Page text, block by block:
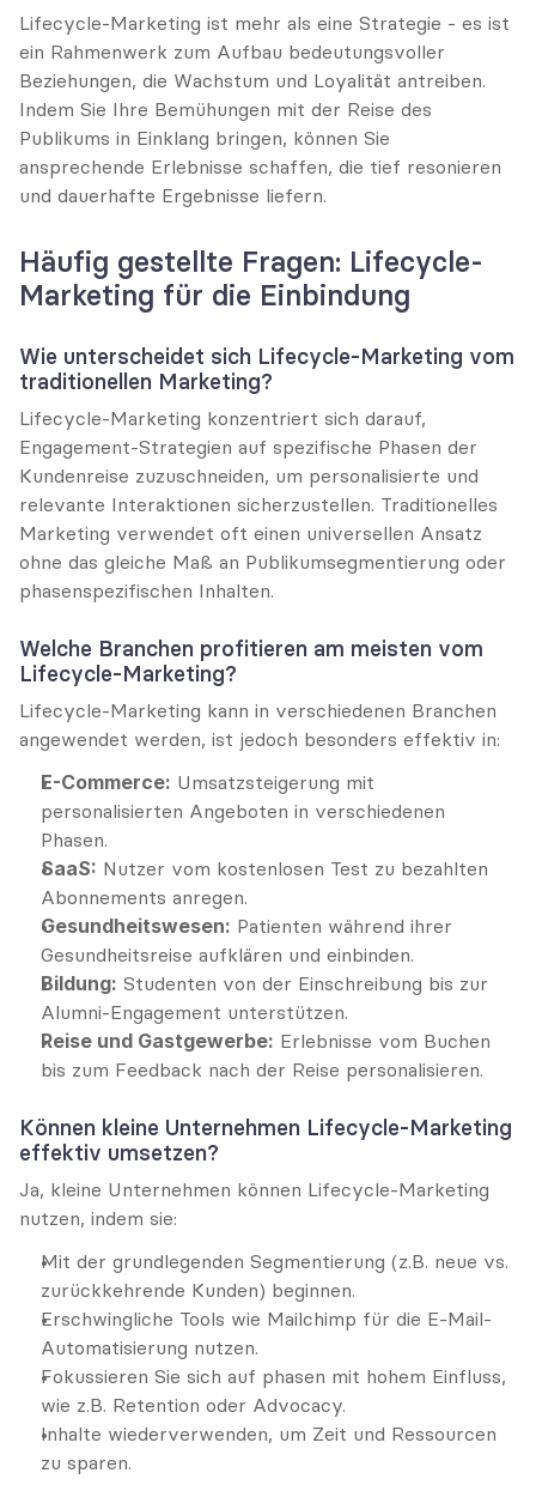
Lifecycle-Marketing ist mehr als eine Strategie - es ist
ein Rahmenwerk zum Aufbau bedeutungsvoller
Beziehungen, die Wachstum und Loyalität antreiben.
Indem Sie Ihre Bemühungen mit der Reise des
Publikums in Einklang bringen, können Sie
ansprechende Erlebnisse schaffen, die tief resonieren
und dauerhafte Ergebnisse liefern.
Häufig gestellte Fragen: Lifecycle-
Marketing für die Einbindung
Wie unterscheidet sich Lifecycle-Marketing vom
traditionellen Marketing?
Lifecycle-Marketing konzentriert sich darauf,
Engagement-Strategien auf spezifische Phasen der
Kundenreise zuzuschneiden, um personalisierte und
relevante Interaktionen sicherzustellen. Traditionelles
Marketing verwendet oft einen universellen Ansatz
ohne das gleiche Maß an Publikumsegmentierung oder
phasenspezifischen Inhalten.
Welche Branchen profitieren am meisten vom
Lifecycle-Marketing?
Lifecycle-Marketing kann in verschiedenen Branchen
angewendet werden, ist jedoch besonders effektiv in:
E-Commerce: Umsatzsteigerung mit
personalisierten Angeboten in verschiedenen
Phasen.
SaaS: Nutzer vom kostenlosen Test zu bezahlten
Abonnements anregen.
Gesundheitswesen: Patienten während ihrer
Gesundheitsreise aufklären und einbinden.
Bildung: Studenten von der Einschreibung bis zur
Alumni-Engagement unterstützen.
Reise und Gastgewerbe: Erlebnisse vom Buchen
bis zum Feedback nach der Reise personalisieren.
Können kleine Unternehmen Lifecycle-Marketing
effektiv umsetzen?
Ja, kleine Unternehmen können Lifecycle-Marketing
nutzen, indem sie:
Mit der grundlegenden Segmentierung (z.B. neue vs.
zurückkehrende Kunden) beginnen.
Erschwingliche Tools wie Mailchimp für die E-Mail-
Automatisierung nutzen.
Fokussieren Sie sich auf phasen mit hohem Einfluss,
wie z.B. Retention oder Advocacy.
Inhalte wiederverwenden, um Zeit und Ressourcen
zu sparen.